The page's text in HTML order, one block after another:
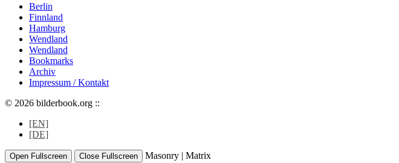
Berlin
Finnland
Hamburg
Wendland
Wendland
Bookmarks
Archiv
Impressum / Kontakt
© 2026 bilderbook.org ::
[EN]
[DE]
Open Fullscreen Close Fullscreen Masonry | Matrix